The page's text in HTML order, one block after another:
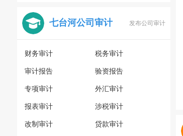
七台河公司审计 发布公司审计
财务审计 税务审计
审计报告 验资报告
专项审计 外汇审计
报表审计 涉税审计
改制审计 贷款审计